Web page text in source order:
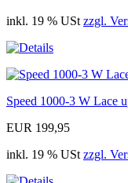
inkl. 19 % USt zzgl.
Speed 1000-3 W Lace
EUR 199,95
inkl. 19 % USt zzgl.